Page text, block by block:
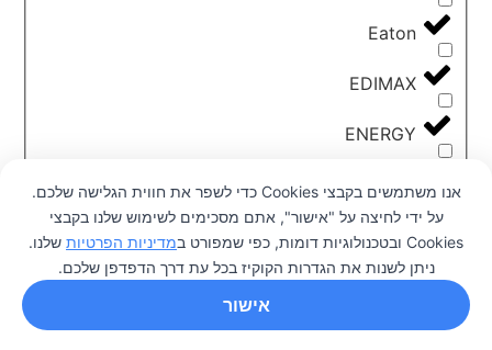
0
Eaton
EDIMAX
ENERGY
ESun
Flashforge
Garmin
GIGABYTE
אנו משתמשים בקבצי Cookies כדי לשפר את חווית הגלישה שלכם.
על ידי לחיצה על "אישור", אתם מסכימים לשימוש שלנו בקבצי
Cookies ובטכנולוגיות דומות, כפי שמפורט ב
מדיניות הפרטיות שלנו.
ניתן לשנות את הגדרות הקוקיז בכל עת דרך הדפדפן שלכם.
אישור